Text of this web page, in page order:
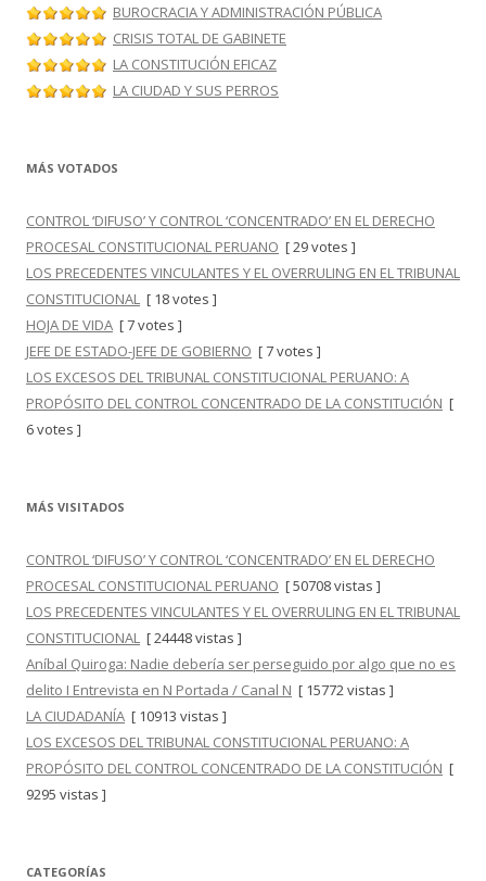
BUROCRACIA Y ADMINISTRACIÓN PÚBLICA
CRISIS TOTAL DE GABINETE
LA CONSTITUCIÓN EFICAZ
LA CIUDAD Y SUS PERROS
MÁS VOTADOS
CONTROL ‘DIFUSO’ Y CONTROL ‘CONCENTRADO’ EN EL DERECHO
PROCESAL CONSTITUCIONAL PERUANO [ 29 votes ]
LOS PRECEDENTES VINCULANTES Y EL OVERRULING EN EL TRIBUNAL
CONSTITUCIONAL [ 18 votes ]
HOJA DE VIDA [ 7 votes ]
JEFE DE ESTADO-JEFE DE GOBIERNO [ 7 votes ]
LOS EXCESOS DEL TRIBUNAL CONSTITUCIONAL PERUANO: A
PROPÓSITO DEL CONTROL CONCENTRADO DE LA CONSTITUCIÓN [
6 votes ]
MÁS VISITADOS
CONTROL ‘DIFUSO’ Y CONTROL ‘CONCENTRADO’ EN EL DERECHO
PROCESAL CONSTITUCIONAL PERUANO [ 50708 vistas ]
LOS PRECEDENTES VINCULANTES Y EL OVERRULING EN EL TRIBUNAL
CONSTITUCIONAL [ 24448 vistas ]
Aníbal Quiroga: Nadie debería ser perseguido por algo que no es
delito I Entrevista en N Portada / Canal N [ 15772 vistas ]
LA CIUDADANÍA [ 10913 vistas ]
LOS EXCESOS DEL TRIBUNAL CONSTITUCIONAL PERUANO: A
PROPÓSITO DEL CONTROL CONCENTRADO DE LA CONSTITUCIÓN [
9295 vistas ]
CATEGORÍAS